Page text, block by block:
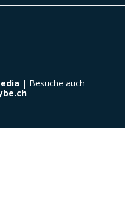
| Besuche auch